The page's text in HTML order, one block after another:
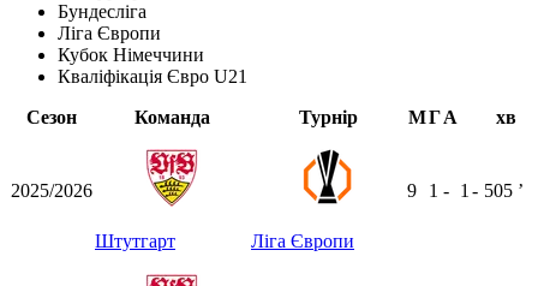
Бундесліга
Ліга Європи
Кубок Німеччини
Кваліфікація Євро U21
Сезон
Команда Турнір МГА хв
2025/2026
Штутгарт Ліга Європи
9 1 - 1 - 505 ʼ